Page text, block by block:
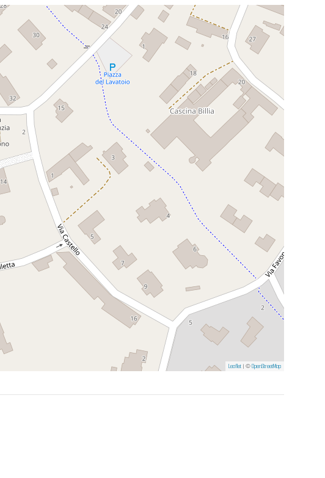
Leaflet | ©OpenStreetMap